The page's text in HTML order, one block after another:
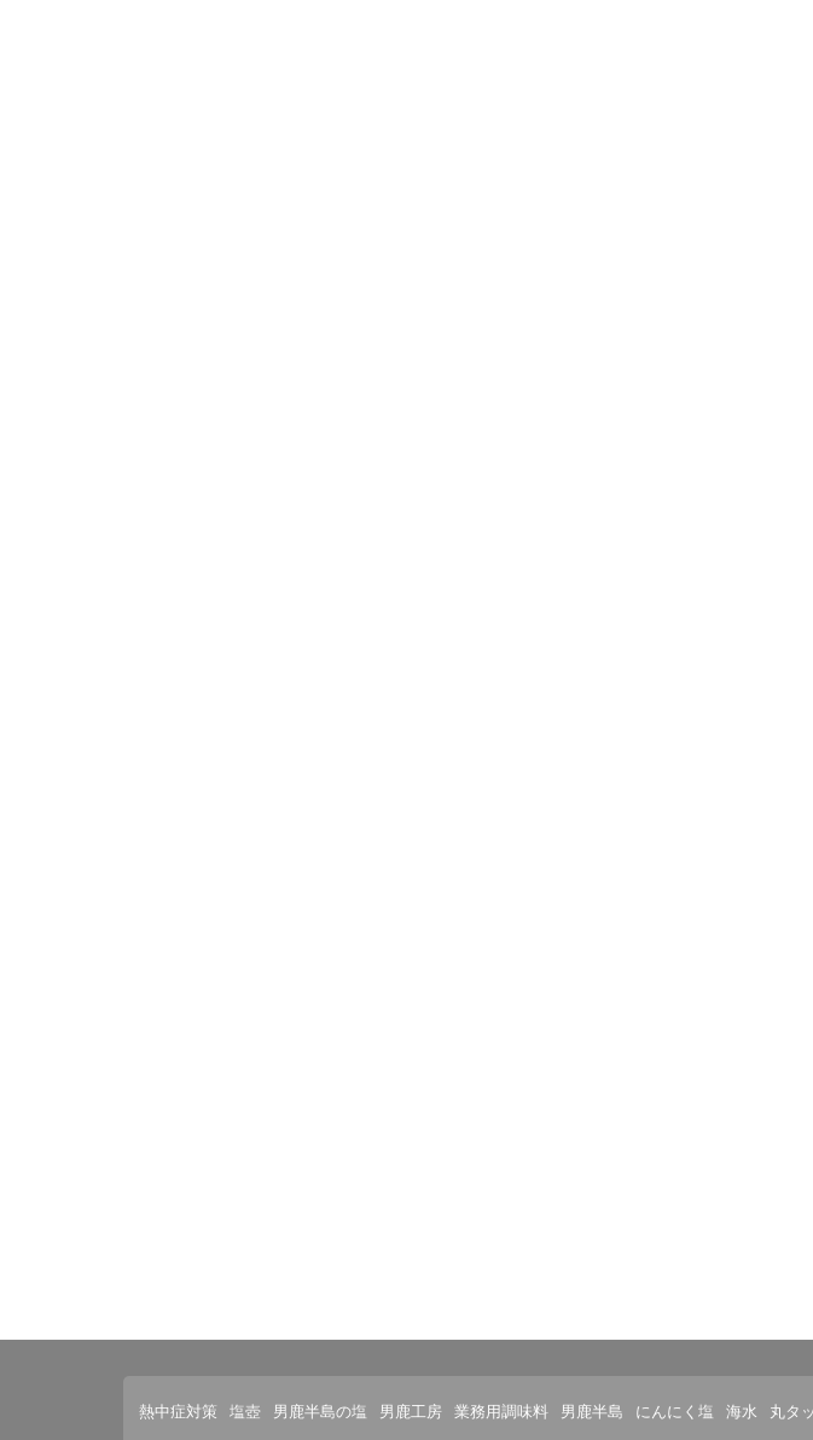
熱中症対策 塩壺 男鹿半島の塩 男鹿工房 業務用調味料 男鹿半島 にんにく塩 海水 丸タ